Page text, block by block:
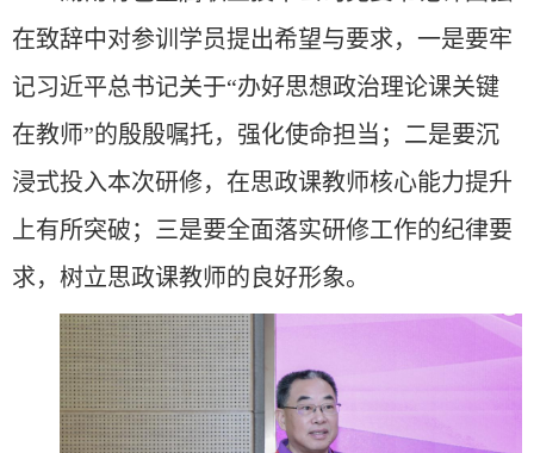
在致辞中对参训学员提出希望与要求，一是要牢
记习近平总书记关于“办好思想政治理论课关键
在教师”的殷殷嘱托，强化使命担当；二是要沉
浸式投入本次研修，在思政课教师核心能力提升
上有所突破；三是要全面落实研修工作的纪律要
求，树立思政课教师的良好形象。